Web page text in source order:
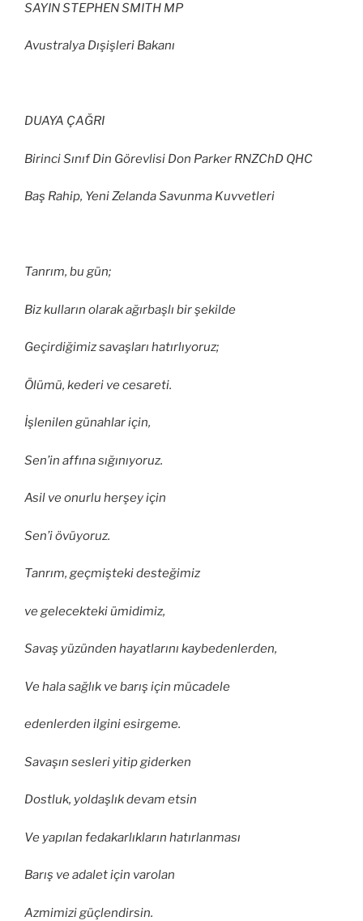
SAYIN STEPHEN SMITH MP
Avustralya Dışişleri Bakanı
DUAYA ÇAĞRI
Birinci Sınıf Din Görevlisi Don Parker RNZChD QHC
Baş Rahip, Yeni Zelanda Savunma Kuvvetleri
Tanrım, bu gün;
Biz kulların olarak ağırbaşlı bir şekilde
Geçirdiğimiz savaşları hatırlıyoruz;
Ölümü, kederi ve cesareti.
İşlenilen günahlar için,
Sen’in affına sığınıyoruz.
Asil ve onurlu herşey için
Sen’i övüyoruz.
Tanrım, geçmişteki desteğimiz
ve gelecekteki ümidimiz,
Savaş yüzünden hayatlarını kaybedenlerden,
Ve hala sağlık ve barış için mücadele
edenlerden ilgini esirgeme.
Savaşın sesleri yitip giderken
Dostluk, yoldaşlık devam etsin
Ve yapılan fedakarlıkların hatırlanması
Barış ve adalet için varolan
Azmimizi güçlendirsin.